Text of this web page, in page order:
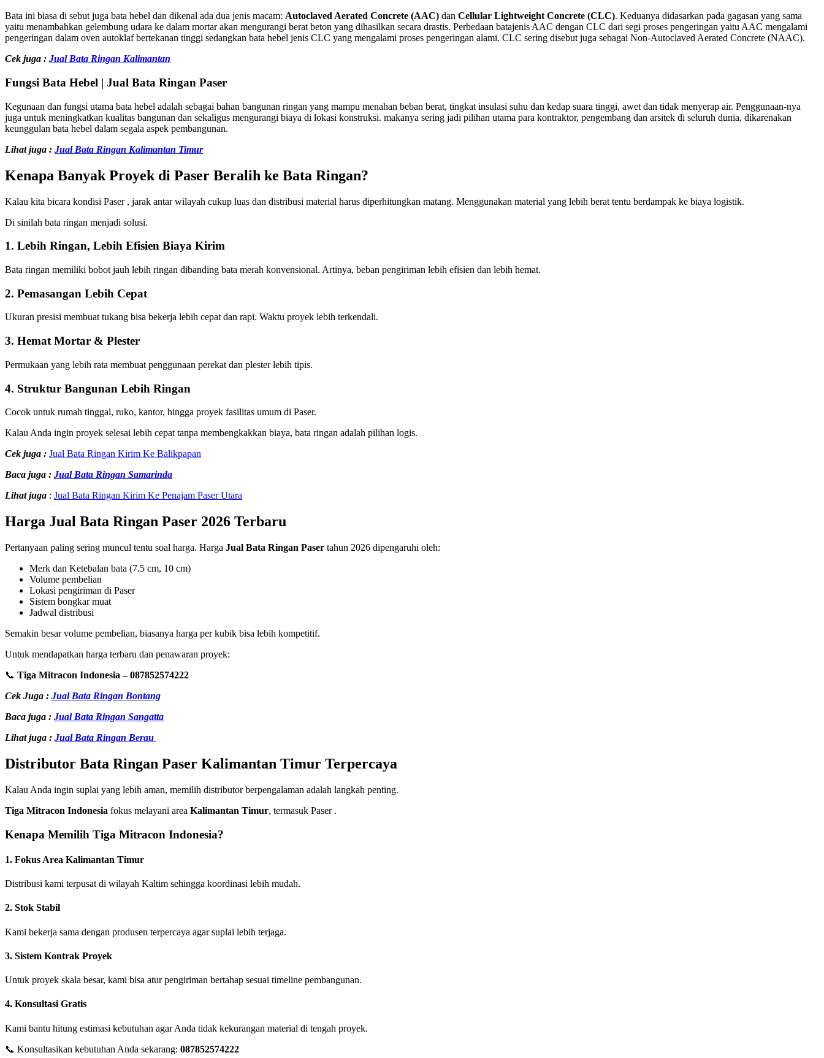
Bata ini biasa di sebut juga bata hebel dan dikenal ada dua jenis macam: Autoclaved Aerated Concrete (AAC) dan Cellular Lightweight Concrete (CLC). Keduanya didasarkan pada gagasan yang sama
yaitu menambahkan gelembung udara ke dalam mortar akan mengurangi berat beton yang dihasilkan secara drastis. Perbedaan batajenis AAC dengan CLC dari segi proses pengeringan yaitu AAC mengalami
pengeringan dalam oven autoklaf bertekanan tinggi sedangkan bata hebel jenis CLC yang mengalami proses pengeringan alami. CLC sering disebut juga sebagai Non-Autoclaved Aerated Concrete (NAAC).
Cek juga : Jual Bata Ringan Kalimantan
Fungsi Bata Hebel | Jual Bata Ringan Paser
Kegunaan dan fungsi utama bata hebel adalah sebagai bahan bangunan ringan yang mampu menahan beban berat, tingkat insulasi suhu dan kedap suara tinggi, awet dan tidak menyerap air. Penggunaan-nya
juga untuk meningkatkan kualitas bangunan dan sekaligus mengurangi biaya di lokasi konstruksi. makanya sering jadi pilihan utama para kontraktor, pengembang dan arsitek di seluruh dunia, dikarenakan
keunggulan bata hebel dalam segala aspek pembangunan.
Lihat juga : Jual Bata Ringan Kalimantan Timur
Kenapa Banyak Proyek di Paser Beralih ke Bata Ringan?
Kalau kita bicara kondisi Paser , jarak antar wilayah cukup luas dan distribusi material harus diperhitungkan matang. Menggunakan material yang lebih berat tentu berdampak ke biaya logistik.
Di sinilah bata ringan menjadi solusi.
1. Lebih Ringan, Lebih Efisien Biaya Kirim
Bata ringan memiliki bobot jauh lebih ringan dibanding bata merah konvensional. Artinya, beban pengiriman lebih efisien dan lebih hemat.
2. Pemasangan Lebih Cepat
Ukuran presisi membuat tukang bisa bekerja lebih cepat dan rapi. Waktu proyek lebih terkendali.
3. Hemat Mortar & Plester
Permukaan yang lebih rata membuat penggunaan perekat dan plester lebih tipis.
4. Struktur Bangunan Lebih Ringan
Cocok untuk rumah tinggal, ruko, kantor, hingga proyek fasilitas umum di Paser.
Kalau Anda ingin proyek selesai lebih cepat tanpa membengkakkan biaya, bata ringan adalah pilihan logis.
Cek juga : Jual Bata Ringan Kirim Ke Balikpapan
Baca juga : Jual Bata Ringan Samarinda
Lihat juga : Jual Bata Ringan Kirim Ke Penajam Paser Utara
Harga Jual Bata Ringan Paser 2026 Terbaru
Pertanyaan paling sering muncul tentu soal harga. Harga Jual Bata Ringan Paser tahun 2026 dipengaruhi oleh:
Merk dan Ketebalan bata (7.5 cm, 10 cm)
Volume pembelian
Lokasi pengiriman di Paser
Sistem bongkar muat
Jadwal distribusi
Semakin besar volume pembelian, biasanya harga per kubik bisa lebih kompetitif.
Untuk mendapatkan harga terbaru dan penawaran proyek:
📞 Tiga Mitracon Indonesia – 087852574222
Cek Juga : Jual Bata Ringan Bontang
Baca juga : Jual Bata Ringan Sangatta
Lihat juga : Jual Bata Ringan Berau
Distributor Bata Ringan Paser Kalimantan Timur Terpercaya
Kalau Anda ingin suplai yang lebih aman, memilih distributor berpengalaman adalah langkah penting.
Tiga Mitracon Indonesia fokus melayani area Kalimantan Timur, termasuk Paser .
Kenapa Memilih Tiga Mitracon Indonesia?
1. Fokus Area Kalimantan Timur
Distribusi kami terpusat di wilayah Kaltim sehingga koordinasi lebih mudah.
2. Stok Stabil
Kami bekerja sama dengan produsen terpercaya agar suplai lebih terjaga.
3. Sistem Kontrak Proyek
Untuk proyek skala besar, kami bisa atur pengiriman bertahap sesuai timeline pembangunan.
4. Konsultasi Gratis
Kami bantu hitung estimasi kebutuhan agar Anda tidak kekurangan material di tengah proyek.
📞 Konsultasikan kebutuhan Anda sekarang: 087852574222